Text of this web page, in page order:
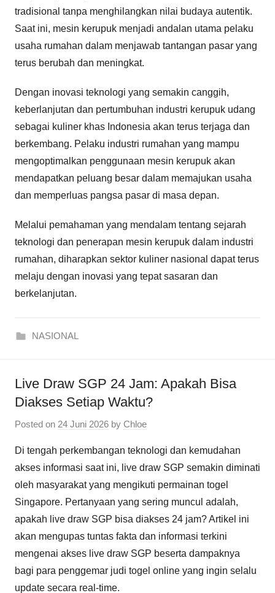
tradisional tanpa menghilangkan nilai budaya autentik.
Saat ini, mesin kerupuk menjadi andalan utama pelaku
usaha rumahan dalam menjawab tantangan pasar yang
terus berubah dan meningkat.
Dengan inovasi teknologi yang semakin canggih,
keberlanjutan dan pertumbuhan industri kerupuk udang
sebagai kuliner khas Indonesia akan terus terjaga dan
berkembang. Pelaku industri rumahan yang mampu
mengoptimalkan penggunaan mesin kerupuk akan
mendapatkan peluang besar dalam memajukan usaha
dan memperluas pangsa pasar di masa depan.
Melalui pemahaman yang mendalam tentang sejarah
teknologi dan penerapan mesin kerupuk dalam industri
rumahan, diharapkan sektor kuliner nasional dapat terus
melaju dengan inovasi yang tepat sasaran dan
berkelanjutan.
NASIONAL
Live Draw SGP 24 Jam: Apakah Bisa
Diakses Setiap Waktu?
Posted on 24 Juni 2026 by Chloe
Di tengah perkembangan teknologi dan kemudahan
akses informasi saat ini, live draw SGP semakin diminati
oleh masyarakat yang mengikuti permainan togel
Singapore. Pertanyaan yang sering muncul adalah,
apakah live draw SGP bisa diakses 24 jam? Artikel ini
akan mengupas tuntas fakta dan informasi terkini
mengenai akses live draw SGP beserta dampaknya
bagi para penggemar judi togel online yang ingin selalu
update secara real-time.